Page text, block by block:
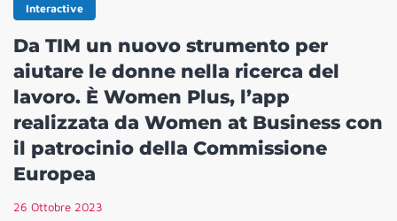
Interactive
Da TIM un nuovo strumento per
aiutare le donne nella ricerca del
lavoro. È Women Plus, l’app
realizzata da Women at Business con
il patrocinio della Commissione
Europea
26 Ottobre 2023